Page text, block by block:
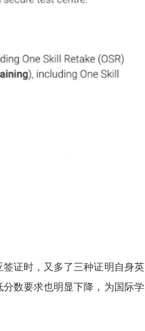
证时，又多了三种证明自身英
数要求也明显下降，为国际学